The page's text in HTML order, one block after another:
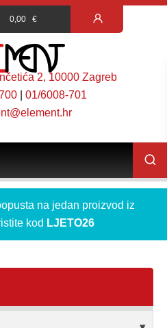
0,00 €
2, 10000 Zagreb
|01/6008-701
na jedan proizvod iz
kod LJETO26